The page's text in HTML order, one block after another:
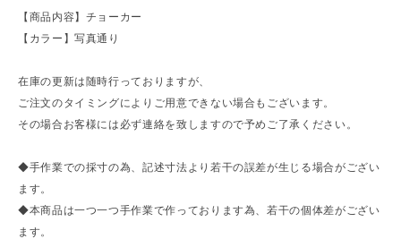
【商品内容】チョーカー
【カラー】写真通り
在庫の更新は随時行っておりますが、
ご注文のタイミングによりご用意できない場合もございます。
その場合お客様には必ず連絡を致しますので予めご了承ください。
◆手作業での採寸の為、記述寸法より若干の誤差が生じる場合がござい
ます。
◆本商品は一つ一つ手作業で作っております為、若干の個体差がござい
ます。